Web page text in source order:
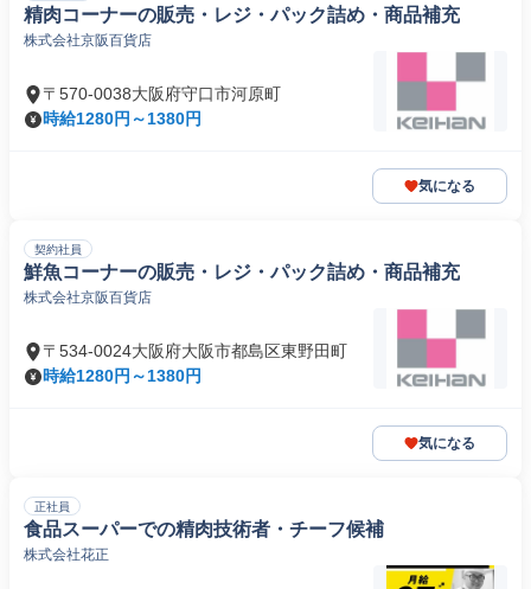
精肉コーナーの販売・レジ・パック詰め・商品補充
株式会社京阪百貨店
〒570-0038大阪府守口市河原町
時給1280円～1380円
気になる
契約社員
鮮魚コーナーの販売・レジ・パック詰め・商品補充
株式会社京阪百貨店
〒534-0024大阪府大阪市都島区東野田町
時給1280円～1380円
気になる
正社員
食品スーパーでの精肉技術者・チーフ候補
株式会社花正